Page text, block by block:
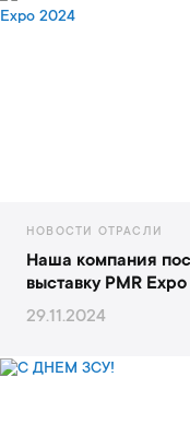
НОВОСТИ ОТРАСЛИ
Наша компания
выставку PMR
29.11.2024